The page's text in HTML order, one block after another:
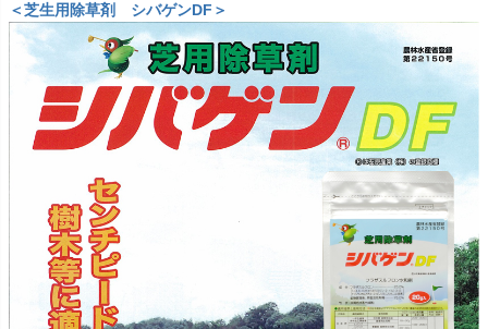
＜芝生用除草剤 シバゲンDF＞